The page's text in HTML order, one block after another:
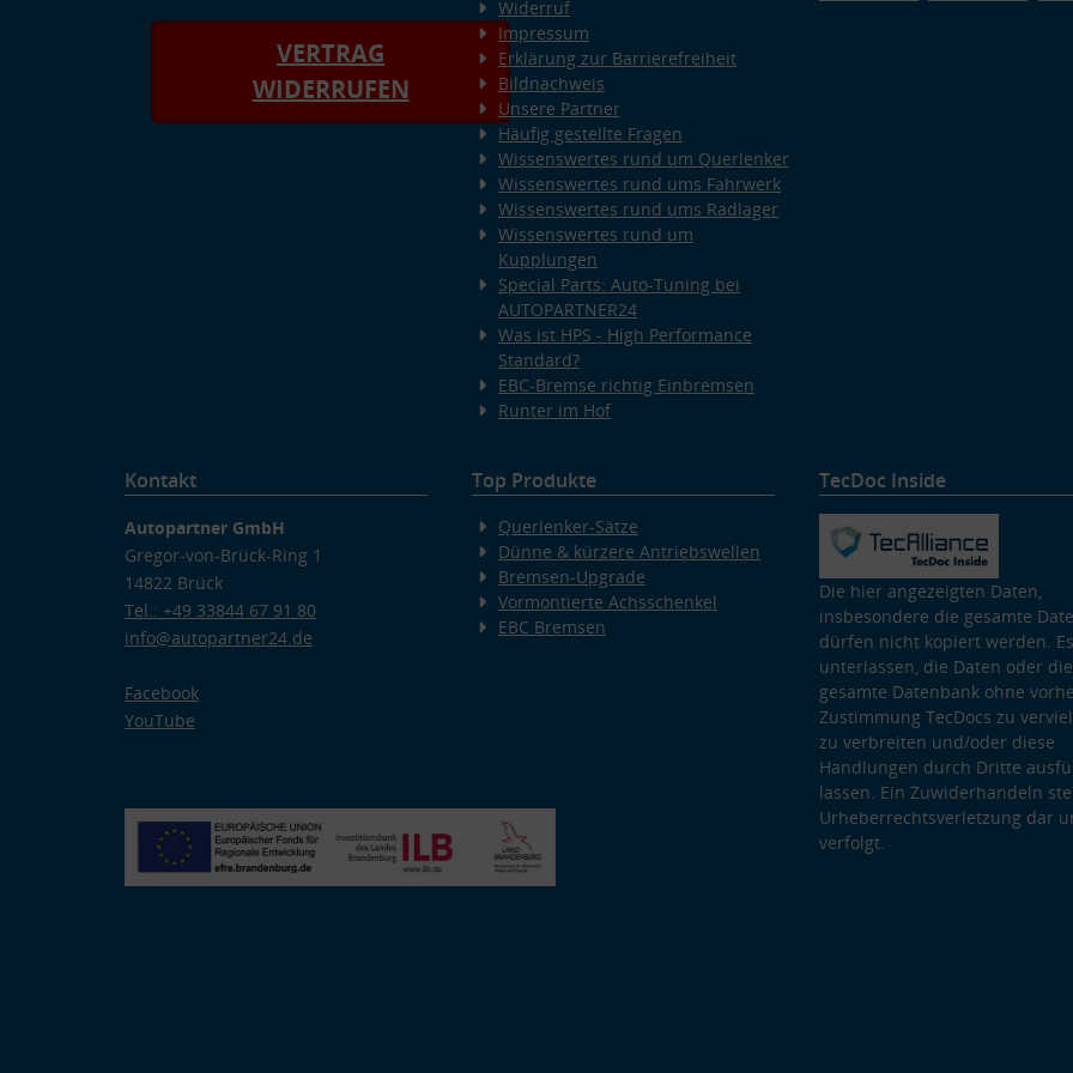
VERTRAG
WIDERRUFEN
Widerruf
Impressum
Erklärung zur Barrierefreiheit
Bildnachweis
Unsere Partner
Häufig gestellte Fragen
Wissenswertes rund um Querlenker
Wissenswertes rund ums Fahrwerk
Wissenswertes rund ums Radlager
Wissenswertes rund um
Kupplungen
Special Parts: Auto-Tuning bei
AUTOPARTNER24
Was ist HPS - High Performance
Standard?
EBC-Bremse richtig Einbremsen
Runter im Hof
Kontakt
Autopartner GmbH
Gregor-von-Brück-Ring 1
14822 Brück
Tel.: +49 33844 67 91 80
info@autopartner24.de
Facebook
YouTube
Top Produkte
Querlenker-Sätze
Dünne & kürzere Antriebswellen
Bremsen-Upgrade
Vormontierte Achsschenkel
EBC Bremsen
TecDoc Inside
Die hier angezeigten Daten,
insbesondere die gesamte
dürfen nicht kopiert werden.
unterlassen, die Daten oder die
gesamte Datenbank ohne
Zustimmung TecDocs zu
zu verbreiten und/oder diese
Handlungen durch Dritte
lassen. Ein Zuwiderhandeln
Urheberrechtsverletzung dar
verfolgt.